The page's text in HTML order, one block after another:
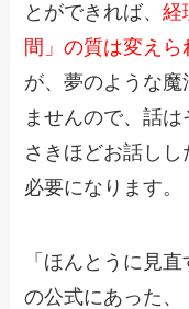
とができれば、経
間」の質は変えら
が、夢のような魔
ませんので、話は
さきほどお話し
必要になります。
「ほんとうに見
の公式にあった